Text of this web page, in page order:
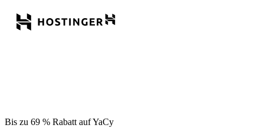
Bis zu 69 % Rabatt auf YaCy